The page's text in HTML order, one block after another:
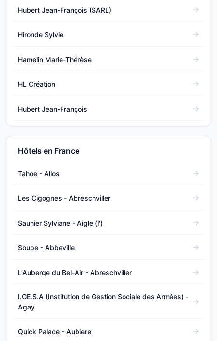
Hubert Jean-François (SARL)
Hironde Sylvie
Hamelin Marie-Thérèse
HL Création
Hubert Jean-François
Hôtels en France
Tahoe - Allos
Les Cigognes - Abreschviller
Saunier Sylviane - Aigle (l')
Soupe - Abbeville
L'Auberge du Bel-Air - Abreschviller
I.GE.S.A (Institution de Gestion Sociale des Armées) -
Agay
Quick Palace - Aubiere